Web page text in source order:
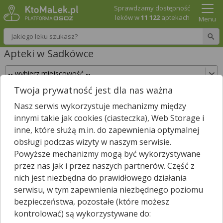
Wpisz nazwę leku
Sprawdzamy dostępność
leków w11 122aptekach Menu
Apteki w Sadkówce
Sprawdź, które apteki w Sadkówce posiadają
Twój lek i zarezerwuj go już teraz!
Wpisz nazwę leku
Wybierz typ aptek
Sadkówcenie znaleźliśmy żadnej apteki. Najbliższa apteka
Twoja prywatność jest dla nas ważna
Nasz serwis wykorzystuje mechanizmy między
innymi takie jak cookies (ciasteczka), Web Storage i
inne, które służą m.in. do zapewnienia optymalnej
obsługi podczas wizyty w naszym serwisie.
Powyższe mechanizmy mogą być wykorzystywane
przez nas jak i przez naszych partnerów. Część z
nich jest niezbędna do prawidłowego działania
serwisu, w tym zapewnienia niezbędnego poziomu
bezpieczeństwa, pozostałe (które możesz
kontrolować) są wykorzystywane do: